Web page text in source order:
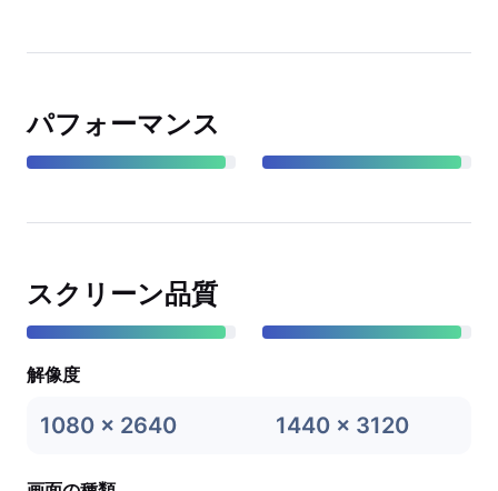
パフォーマンス
スクリーン品質
解像度
1080 x 2640 1440 x 3120